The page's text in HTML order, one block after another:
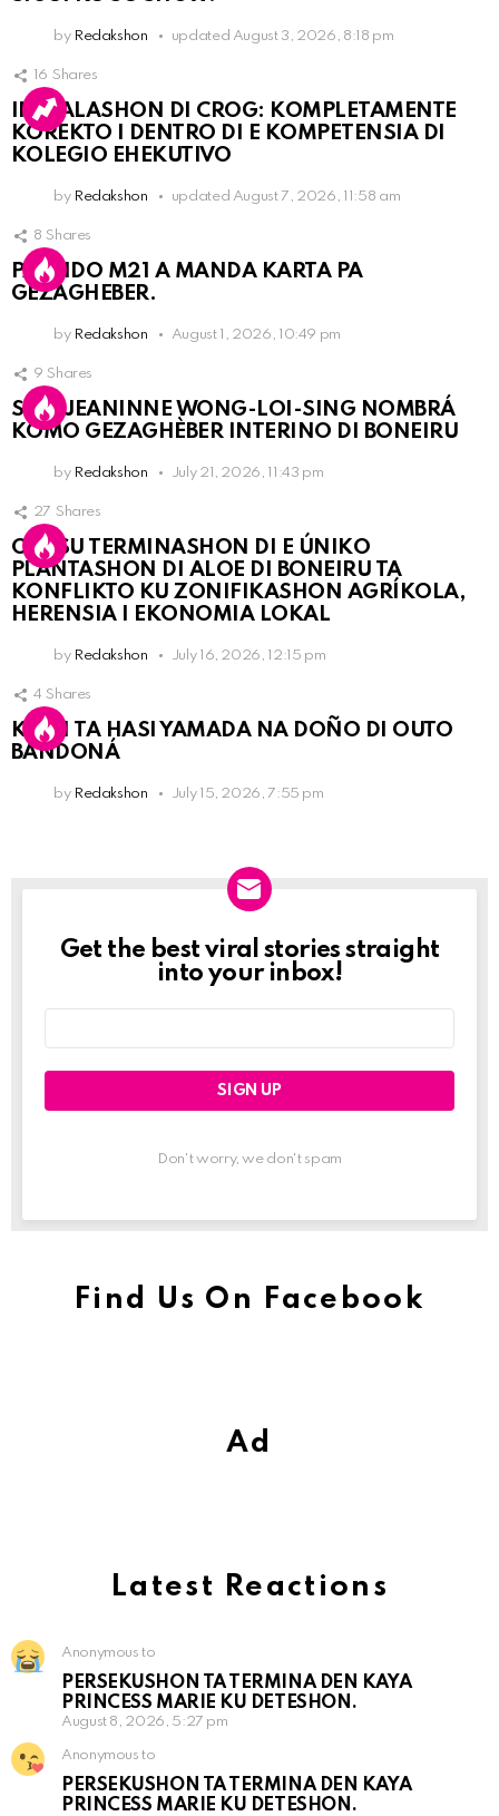
by Redakshon updated August 3, 2026, 8:18 pm
16 Shares
INSTALASHON DI CROG: KOMPLETAMENTE
KOREKTO I DENTRO DI E KOMPETENSIA DI
KOLEGIO EHEKUTIVO
by Redakshon updated August 7, 2026, 11:58 am
8 Shares
PARTIDO M21 A MANDA KARTA PA
GEZAGHEBER.
by Redakshon August 1, 2026, 10:49 pm
9 Shares
SRA. JEANINNE WONG-LOI-SING NOMBRÁ
KOMO GEZAGHÈBER INTERINO DI BONEIRU
by Redakshon July 21, 2026, 11:43 pm
27 Shares
OLB SU TERMINASHON DI E ÚNIKO
PLANTASHON DI ALOE DI BONEIRU TA
KONFLIKTO KU ZONIFIKASHON AGRÍKOLA,
HERENSIA I EKONOMIA LOKAL
by Redakshon July 16, 2026, 12:15 pm
4 Shares
KPCN TA HASI YAMADA NA DOÑO DI OUTO
BANDONÁ
by Redakshon July 15, 2026, 7:55 pm
Newslett
Get the best viral stories straight
into your inbox!
Don't worry, we don't spam
Find Us On Facebook
Ad
Latest Reactions
Anonymous to
PERSEKUSHON TA TERMINA DEN KAYA
PRINCESS MARIE KU DETESHON.
August 8, 2026, 5:27 pm
Anonymous to
PERSEKUSHON TA TERMINA DEN KAYA
PRINCESS MARIE KU DETESHON.